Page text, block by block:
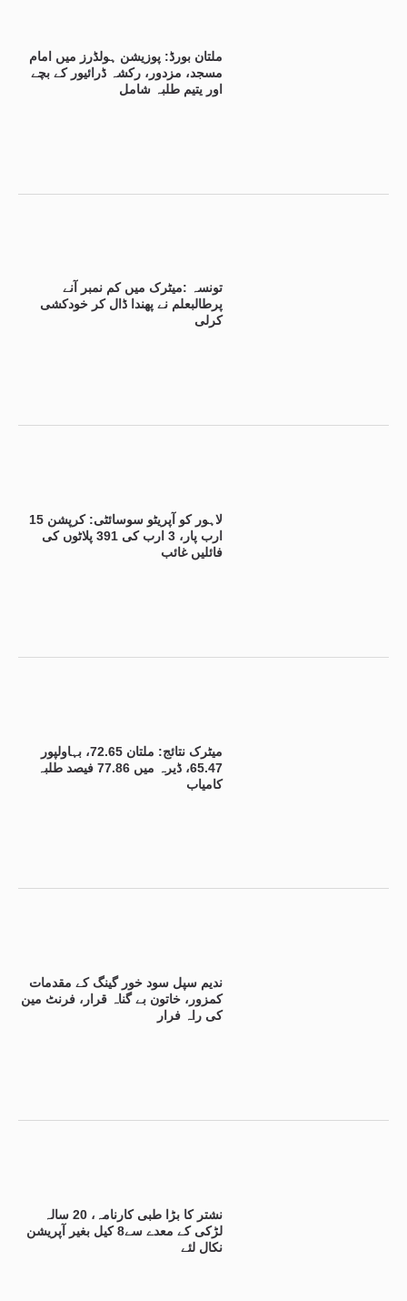
ملتان بورڈ: پوزیشن ہولڈرز میں امام
مسجد، مزدور، رکشہ ڈرائیور کے بچے
اور یتیم طلبہ شامل
تونسہ :میٹرک میں کم نمبر آنے
پرطالبعلم نے پھندا ڈال کر خودکشی
کرلی
لاہور کو آپریٹو سوسائٹی: کرپشن 15
ارب پار، 3 ارب کی 391 پلاٹوں کی
فائلیں غائب
میٹرک نتائج: ملتان 72.65، بہاولپور
65.47، ڈیرہ میں 77.86 فیصد طلبہ
کامیاب
ندیم سپل سود خور گینگ کے مقدمات
کمزور، خاتون بے گناہ قرار، فرنٹ مین
کی راہ فرار
نشتر کا بڑا طبی کارنامہ، 20 سالہ
لڑکی کے معدے سے8 کیل بغیر آپریشن
نکال لئے